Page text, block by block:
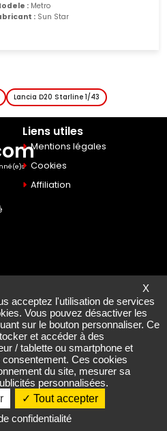
: Metro
: Sun Star
Lancia D20 Starline 1/43
Liens utiles
Mentions légales
Cookies
Affiliation
- All rights reserved
X
acceptez l'utilisation de services
Vous pouvez désactiver les
sur le bouton personnaliser. Ce
et accéder à des
/ tablette ou smartphone et
Ces cookies
du site, mesurer sa
personnalisées.
Tout accepter
confidentialité